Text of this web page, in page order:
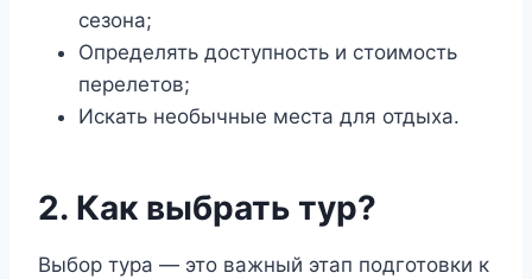
сезона;
Определять доступность и стоимость
перелетов;
Искать необычные места для отдыха.
2. Как выбрать тур?
Выбор тура — это важный этап подготовки к